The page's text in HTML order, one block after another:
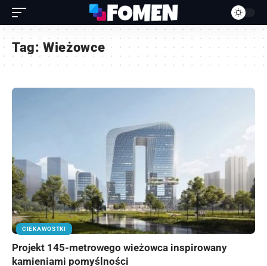
Tag:Wieżowce
CIEKAWOSTKI
Projekt 145-metrowego wieżowca inspirowany
kamieniami pomyślności